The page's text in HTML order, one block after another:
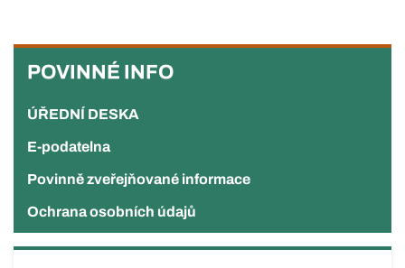
POVINNÉ
INFO
POVINNÉ INFO
ÚŘEDNÍ DESKA
E-podatelna
Povinně zveřejňované informace
Ochrana osobních údajů